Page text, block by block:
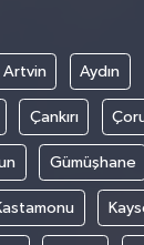
Artvin Aydın
Çankırı
Gümüşhane